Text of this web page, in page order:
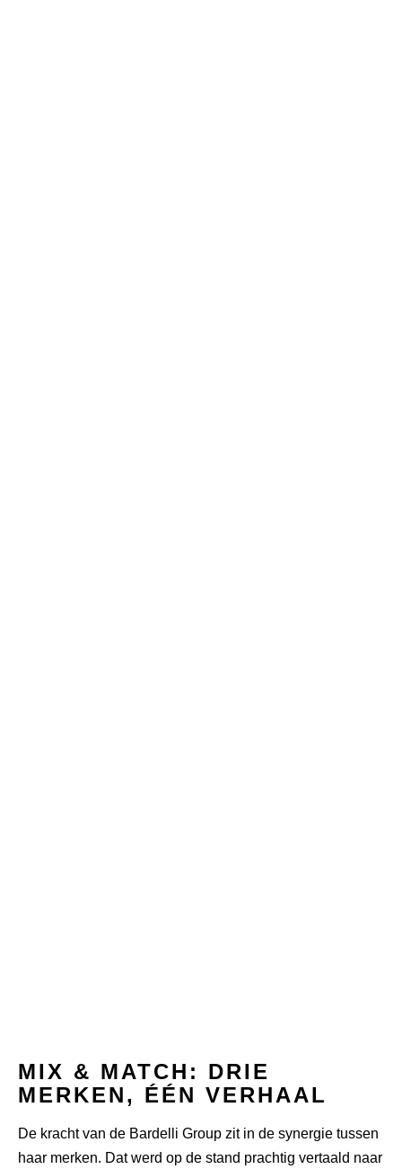
MIX & MATCH: DRIE
MERKEN, ÉÉN VERHAAL
De kracht van de Bardelli Group zit in de synergie tussen
haar merken. Dat werd op de stand prachtig vertaald naar